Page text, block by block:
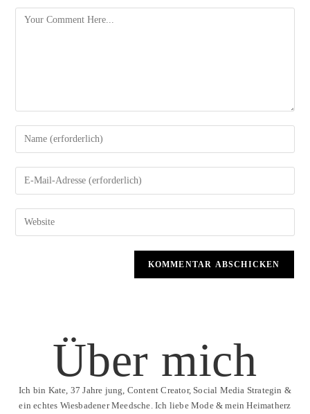
Über mich
Ich bin Kate, 37 Jahre jung, Content Creator, Social Media Strategin &
ein echtes Wiesbadener Meedsche. Ich liebe Mode & mein Heimatherz